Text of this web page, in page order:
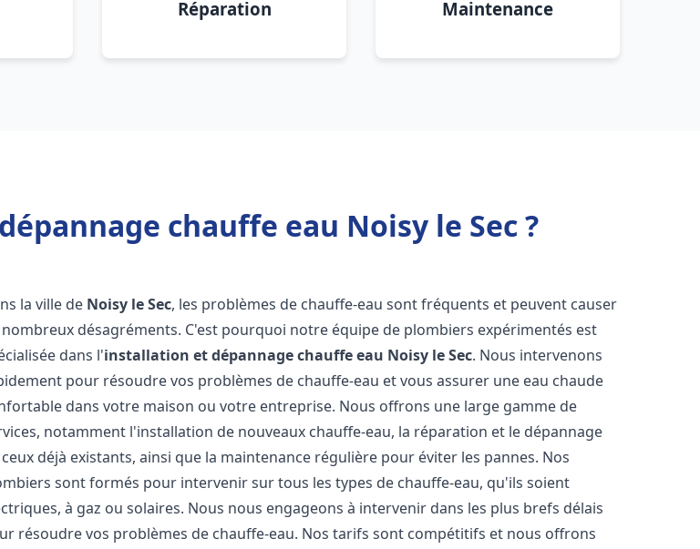
Réparation Maintenance
chauffe eau Noisy le Sec ?
la ville de Noisy le Sec, les problèmes de chauffe-eau sont fréquents et peuvent causer
désagréments. C'est pourquoi notre équipe de plombiers expérimentés est
dans l'installation et dépannage chauffe eau Noisy le Sec. Nous intervenons
pour résoudre vos problèmes de chauffe-eau et vous assurer une eau chaude
dans votre maison ou votre entreprise. Nous offrons une large gamme de
notamment l'installation de nouveaux chauffe-eau, la réparation et le dépannage
déjà existants, ainsi que la maintenance régulière pour éviter les pannes. Nos
sont formés pour intervenir sur tous les types de chauffe-eau, qu'ils soient
à gaz ou solaires. Nous nous engageons à intervenir dans les plus brefs délais
résoudre vos problèmes de chauffe-eau. Nos tarifs sont compétitifs et nous offrons